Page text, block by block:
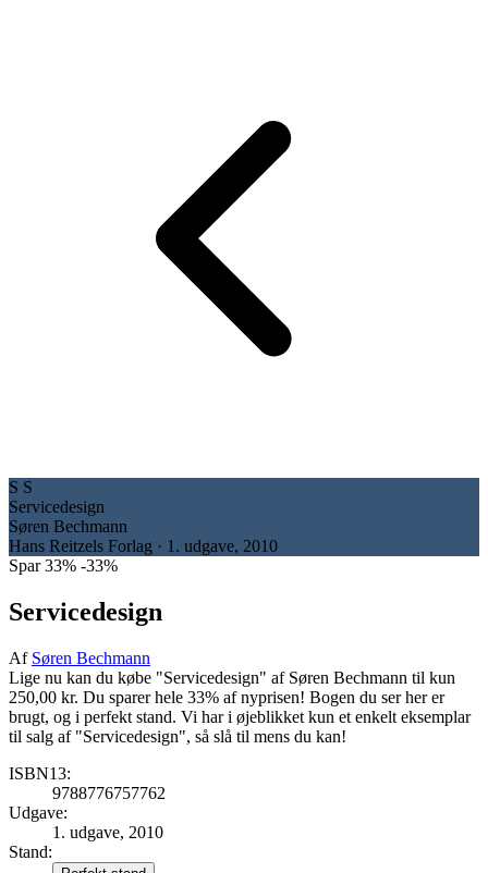
S S
Servicedesign
Søren Bechmann
Hans Reitzels Forlag · 1. udgave, 2010
Spar 33% -33%
Servicedesign
Af Søren Bechmann
Lige nu kan du købe "Servicedesign" af Søren Bechmann til kun
250,00 kr. Du sparer hele 33% af nyprisen! Bogen du ser her er
brugt, og i perfekt stand. Vi har i øjeblikket kun et enkelt eksemplar
til salg af "Servicedesign", så slå til mens du kan!
ISBN13:
9788776757762
Udgave:
1. udgave, 2010
Stand: